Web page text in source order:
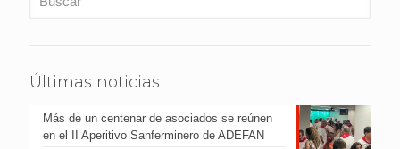
Últimas noticias
Más de un centenar de asociados se reúnen
en el II Aperitivo Sanferminero de ADEFAN